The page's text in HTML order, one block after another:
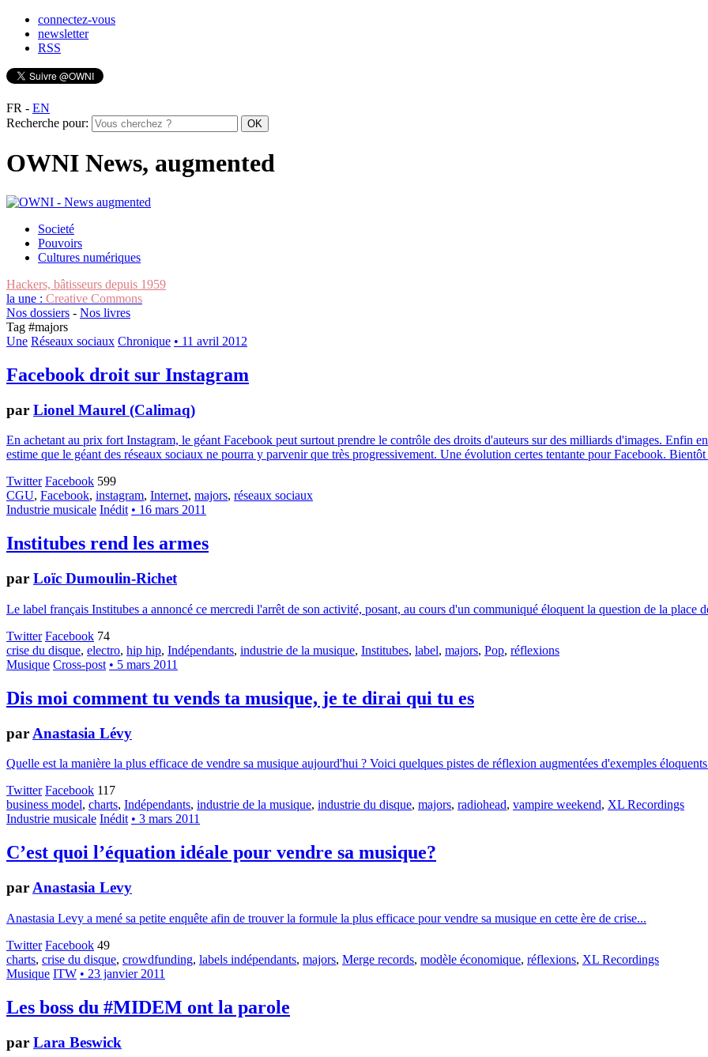
connectez-vous
newsletter
RSS
FR - EN
Recherche pour:
OWNI News, augmented
Societé
Pouvoirs
Cultures numériques
Hackers, bâtisseurs depuis 1959
la une : Creative Commons
Nos dossiers - Nos livres
Tag #majors
Une Réseaux sociaux Chronique • 11 avril 2012
Facebook droit sur Instagram
par Lionel Maurel (Calimaq)
En achetant au prix fort Instagram, le géant Facebook peut surtout prendre le contrôle des droits d'auteurs sur des milliards d'images. Enfin
estime que le géant des réseaux sociaux ne pourra y parvenir que très progressivement. Une évolution certes tentante pour Facebook.
Twitter Facebook 599
CGU, Facebook, instagram, Internet, majors, réseaux sociaux
Industrie musicale Inédit • 16 mars 2011
Institubes rend les armes
par Loïc Dumoulin-Richet
Le label français Institubes a annoncé ce mercredi l'arrêt de son activité, posant, au cours d'un communiqué éloquent la question de la place
Twitter Facebook 74
crise du disque, electro, hip hip, Indépendants, industrie de la musique, Institubes, label, majors, Pop, réflexions
Musique Cross-post • 5 mars 2011
Dis moi comment tu vends ta musique, je te dirai qui tu es
par Anastasia Lévy
Quelle est la manière la plus efficace de vendre sa musique aujourd'hui ? Voici quelques pistes de réflexion augmentées d'exemples
Twitter Facebook 117
business model, charts, Indépendants, industrie de la musique, industrie du disque, majors, radiohead, vampire weekend, XL Recordings
Industrie musicale Inédit • 3 mars 2011
C’est quoi l’équation idéale pour vendre sa musique?
parAnastasia Levy
Anastasia Levy a mené sa petite enquête afin de trouver la formule la plus efficace pour vendre sa musique en cette ère de crise...
Twitter Facebook 49
charts, crise du disque, crowdfunding, labels indépendants, majors, Merge records, modèle économique, réflexions, XL Recordings
Musique ITW • 23 janvier 2011
Les boss du #MIDEM ont la parole
par Lara Beswick